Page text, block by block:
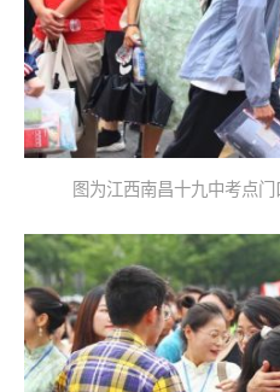
图为江西南昌十九中考点